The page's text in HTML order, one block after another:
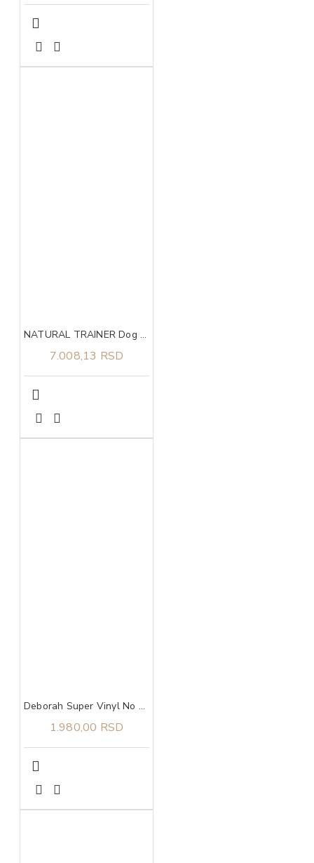
NATURAL TRAINER Dog sa svežom piletinom za štence velikih rasa 12kg
7.008,13 RSD
Deborah Super Vinyl No Transfer ruž za usne 06 Winery
1.980,00 RSD